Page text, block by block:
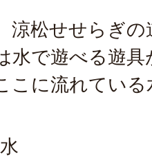
涼松せせらぎ
水で遊べる遊
こに流れてい